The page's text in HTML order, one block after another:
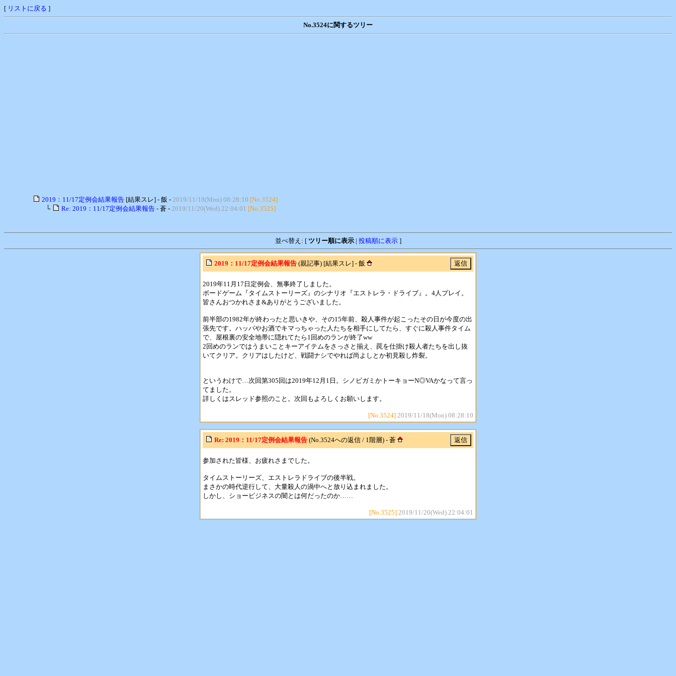
[ リストに戻る ]
No.3524に関するツリー
2019：11/17定例会結果報告 [結果スレ] - 飯 - 2019/11/18(Mon) 08:28:10 [No.3524]
└
Re: 2019：11/17定例会結果報告 - 蒼 - 2019/11/20(Wed) 22:04:01 [No.3525]
並べ替え: [ ツリー順に表示| 投稿順に表示]
2019：11/17定例会結果報告 (親記事) [結果スレ] - 飯
2019年11月17日定例会、無事終了しました。
ボードゲーム『タイムストーリーズ』のシナリオ『エストレラ・ドライブ』。4人プレイ。
皆さんおつかれさま&ありがとうございました。
前半部の1982年が終わったと思いきや、その15年前、殺人事件が起こったその日が今度の出
張先です。ハッパやお酒でキマっちゃった人たちを相手にしてたら、すぐに殺人事件タイム
で、屋根裏の安全地帯に隠れてたら1回めのランが終了ww
2回めのランではうまいことキーアイテムをさっさと揃え、罠を仕掛け殺人者たちを出し抜
いてクリア。クリアはしたけど、戦闘ナシでやれば尚よしとか初見殺し炸裂。
というわけで…次回第305回は2019年12月1日。シノビガミかトーキョーN◎VAかなって言っ
てました。
詳しくはスレッド参照のこと。次回もよろしくお願いします。
[No.3524] 2019/11/18(Mon) 08:28:10
Re: 2019：11/17定例会結果報告 (No.3524への返信 / 1階層) - 蒼
参加された皆様、お疲れさまでした。
タイムストーリーズ、エストレラドライブの後半戦。
まさかの時代逆行して、大量殺人の渦中へと放り込まれました。
しかし、ショービジネスの闇とは何だったのか……
[No.3525] 2019/11/20(Wed) 22:04:01